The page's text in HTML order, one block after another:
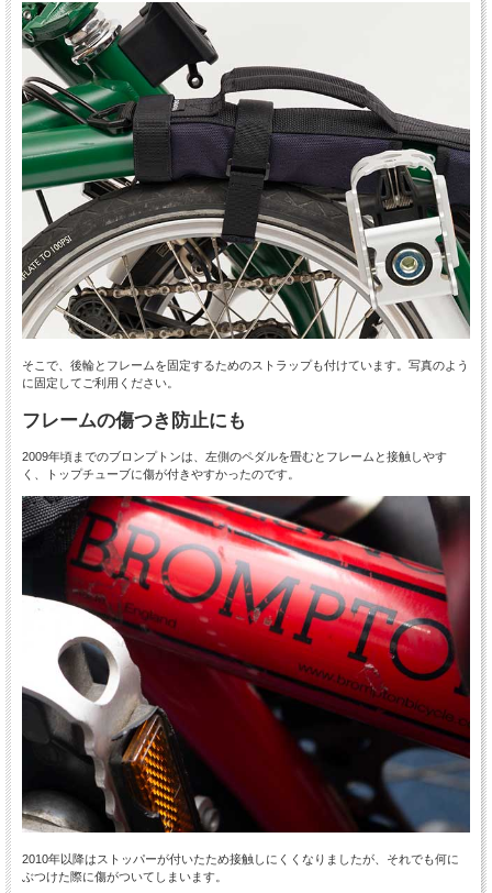
そこで、後輪とフレームを固定するためのストラップも付けています。写真のよう
に固定してご利用ください。
フレームの傷つき防止にも
2009年頃までのブロンプトンは、左側のペダルを畳むとフレームと接触しやす
く、トップチューブに傷が付きやすかったのです。
2010年以降はストッパーが付いたため接触しにくくなりましたが、それでも何に
ぶつけた際に傷がついてしまいます。